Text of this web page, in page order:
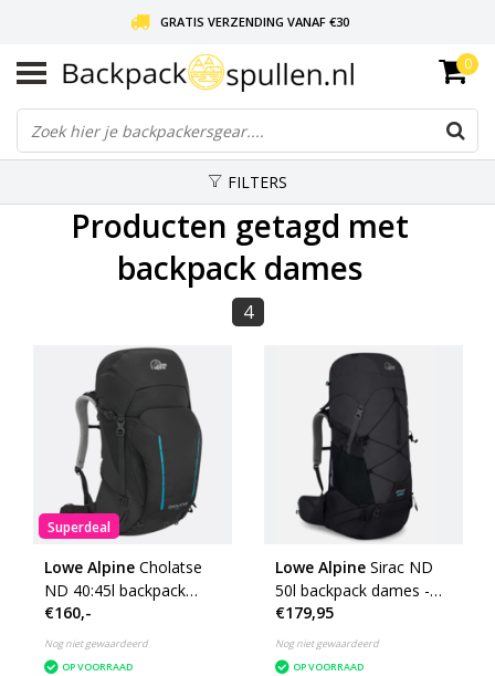
GRATIS VERZENDING VANAF €30
LIEFDE VOOR BACKPACKEN!
30 DAGEN GRATIS RETOUR
0
FILTERS
Producten getagd met
backpack dames
4
Superdeal
Lowe Alpine Cholatse
ND 40:45l backpack
dames - black
€160,-
Nog niet gewaardeerd
OP VOORRAAD
Lowe Alpine Sirac ND
50l backpack dames -
Ebony
€179,95
Nog niet gewaardeerd
OP VOORRAAD